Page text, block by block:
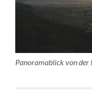
Panoramablick von der